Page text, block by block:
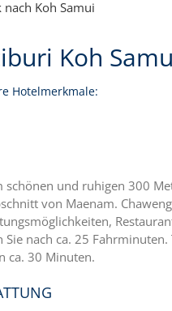
nach Koh Samui
Koh
Hotelmerkmale:
schönen und ruhigen 300
von Maenam.
Sie nach ca. 25
ca. 30 Minuten.